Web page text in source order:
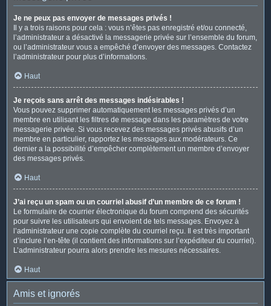
Je ne peux pas envoyer de messages privés !
Il y a trois raisons pour cela : vous n’êtes pas enregistré et/ou connecté,
l’administrateur a désactivé la messagerie privée sur l’ensemble du forum,
ou l’administrateur vous a empêché d’envoyer des messages. Contactez
l’administrateur pour plus d’informations.
Haut
Je reçois sans arrêt des messages indésirables !
Vous pouvez supprimer automatiquement les messages privés d’un
membre en utilisant les filtres de message dans les paramètres de votre
messagerie privée. Si vous recevez des messages privés abusifs d’un
membre en particulier, rapportez les messages aux modérateurs. Ce
dernier a la possibilité d’empêcher complètement un membre d’envoyer
des messages privés.
Haut
J’ai reçu un spam ou un courriel abusif d’un membre de ce forum !
Le formulaire de courrier électronique du forum comprend des sécurités
pour suivre les utilisateurs qui envoient de tels messages. Envoyez à
l’administrateur une copie complète du courriel reçu. Il est très important
d’inclure l’en-tête (il contient des informations sur l’expéditeur du courriel).
L’administrateur pourra alors prendre les mesures nécessaires.
Haut
Amis et ignorés